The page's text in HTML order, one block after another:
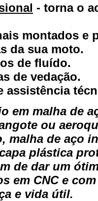
- torna o
montados e
da sua moto.
de fluído.
de vedação.
assistência
em malha de
ou
malha de aço
plástica
de dar um
em CNC e
e vida útil.